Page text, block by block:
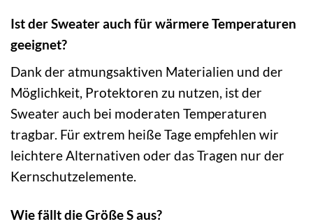
Ist der Sweater auch für wärmere Temperaturen
geeignet?
Dank der atmungsaktiven Materialien und der
Möglichkeit, Protektoren zu nutzen, ist der
Sweater auch bei moderaten Temperaturen
tragbar. Für extrem heiße Tage empfehlen wir
leichtere Alternativen oder das Tragen nur der
Kernschutzelemente.
Wie fällt die Größe S aus?